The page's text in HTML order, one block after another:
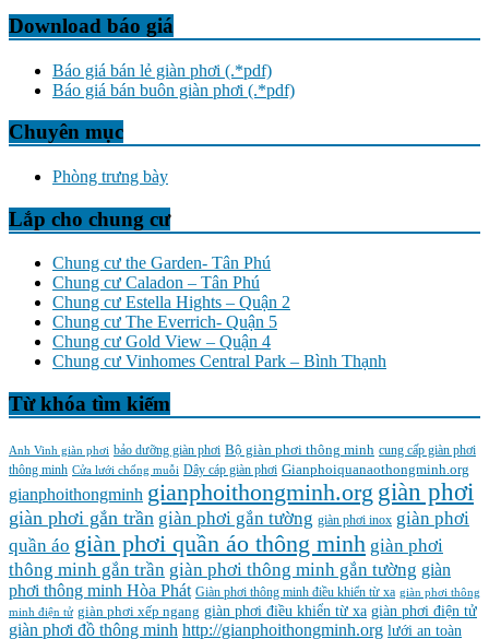
Download báo giá
Báo giá bán lẻ giàn phơi (.*pdf)
Báo giá bán buôn giàn phơi (.*pdf)
Chuyên mục
Phòng trưng bày
Lắp cho chung cư
Chung cư the Garden- Tân Phú
Chung cư Caladon – Tân Phú
Chung cư Estella Hights – Quận 2
Chung cư The Everrich- Quận 5
Chung cư Gold View – Quận 4
Chung cư Vinhomes Central Park – Bình Thạnh
Từ khóa tìm kiếm
Anh Vinh giàn phơi bảo dưỡng giàn phơi Bộ giàn phơi thông minh cung cấp giàn phơi
thông minh Cửa lưới chống muỗi Dây cáp giàn phơi Gianphoiquanaothongminh.org
gianphoithongminh gianphoithongminh.org giàn phơi
giàn phơi gắn trần giàn phơi gắn tường giàn phơi inox giàn phơi
quần áo giàn phơi quần áo thông minh giàn phơi
thông minh gắn trần giàn phơi thông minh gắn tường giàn
phơi thông minh Hòa Phát Giàn phơi thông minh điều khiển từ xa giàn phơi thông
minh điện tử giàn phơi xếp ngang giàn phơi điều khiển từ xa giàn phơi điện tử
giàn phơi đồ thông minh http://gianphoithongminh.org lưới an toàn